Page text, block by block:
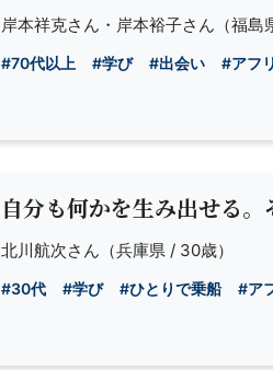
岸本祥克さん・岸本裕子さん （福
#70代以上 #学び #出会い #アフ
自分も何かを生み出せる。
北川航次さん （兵庫県 / 30歳）
#30代 #学び #ひとりで乗船 #ア